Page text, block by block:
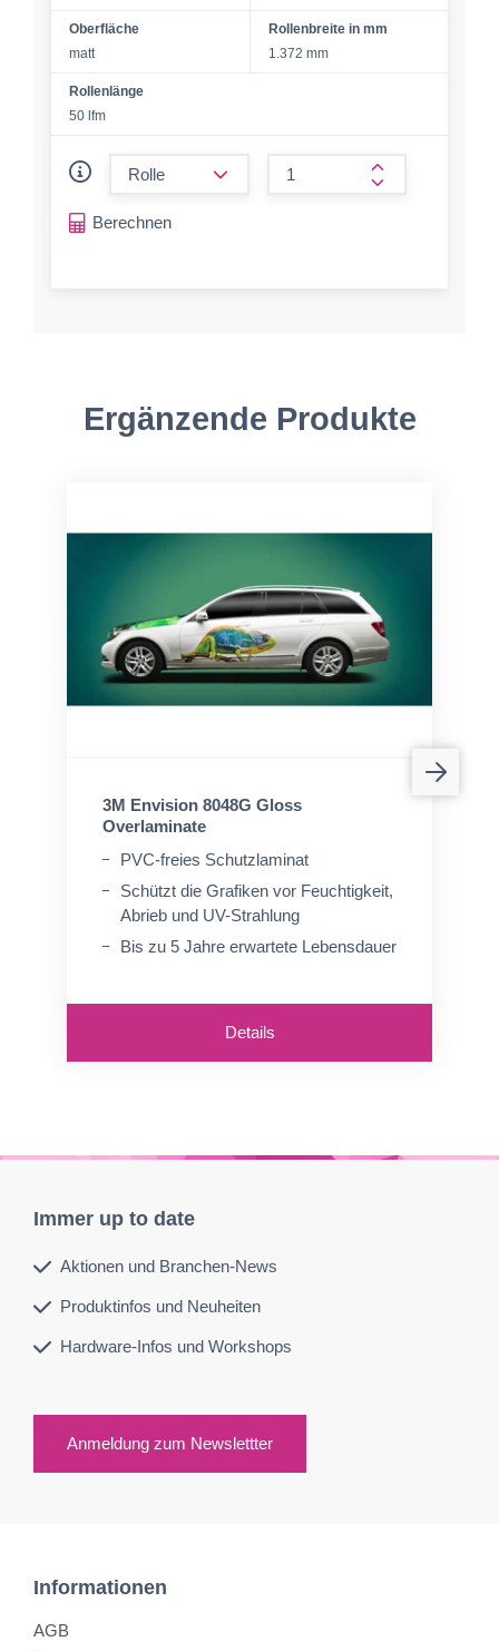
Oberfläche
matt
Rollenbreite in mm
1.372 mm
Rollenlänge
50 lfm
form.increase-
Berechnen
Ergänzende Produkte
3M Envision 8048G Gloss
Overlaminate
PVC-freies Schutzlaminat
Schützt die Grafiken vor Feuchtigkeit,
Abrieb und UV-Strahlung
Bis zu 5 Jahre erwartete Lebensdauer
Details
Immer up to date
Aktionen und Branchen-News
Produktinfos und Neuheiten
Hardware-Infos und Workshops
Anmeldung zum Newslettter
Informationen
AGB